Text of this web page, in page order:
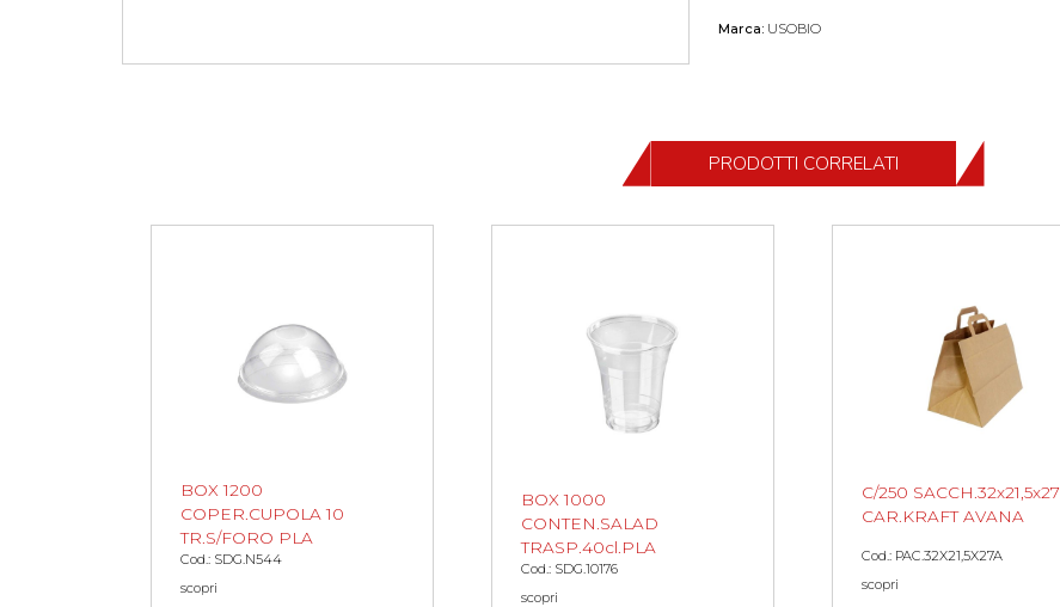
Marca: USOBIO
PRODOTTI CORRELATI
BOX 1200
COPER.CUPOLA 10
TR.S/FORO PLA
Cod.: SDG.N544
scopri
BOX 1000
CONTEN.SALAD
TRASP.40cl.PLA
Cod.: SDG.10176
scopri
C/250 SACCH.32x21,5x27
CAR.KRAFT AVANA
Cod.: PAC.32X21,5X27A
scopri